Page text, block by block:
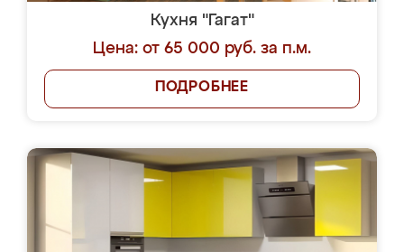
Кухня "Гагат"
Цена: от 65 000 руб. за п.м.
ПОДРОБНЕЕ